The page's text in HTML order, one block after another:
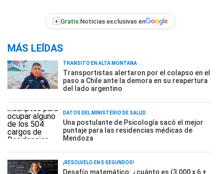
+ Gratis:Noticias exclusivas en
MÁS LEÍDAS
TRÁNSITO EN ALTA MONTAÑA
Transportistas alertaron por el colapso en el
paso a Chile ante la demora en su reapertura
del lado argentino
DATOS DEL MINISTERIO DE SALUD
Una postulante de Psicología sacó el mejor
puntaje para las residencias médicas de
Mendoza
¡RESOLVELO EN 5 SEGUNDOS!
Desafío matemático: ¿cuánto es (3.000 x 6 +